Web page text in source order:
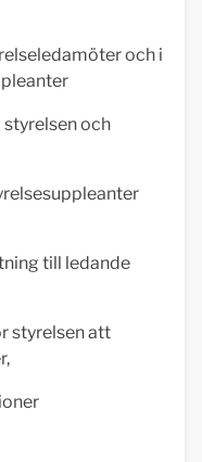
och i
styrelsen och
till ledande
styrelsen att